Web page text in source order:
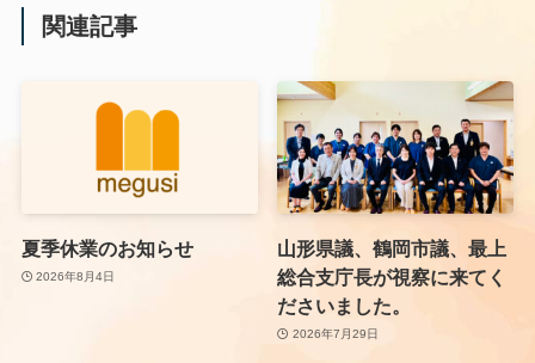
関連記事
夏季休業のお知らせ
2026年8月4日
山形県議、鶴岡市議、最上
総合支庁長が視察に来てく
ださいました。
2026年7月29日